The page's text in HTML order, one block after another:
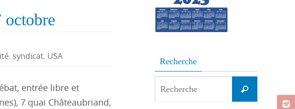
octobre
, syndicat, USA
entrée libre et
7 quai Châteaubriand,
Recherche
Recherche